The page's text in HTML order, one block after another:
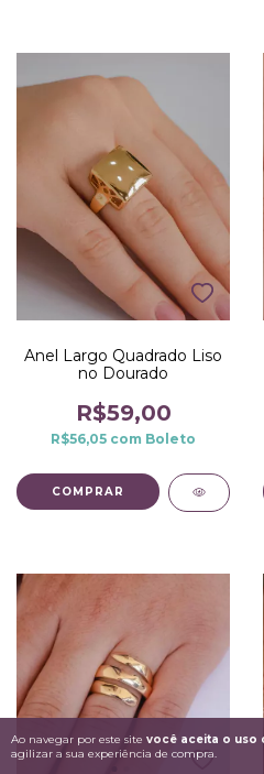
Ao navegar por este site você aceita o uso
agilizar a sua experiência de compra.
Anel Largo Quadrado Liso
no Dourado
R$59,00
R$56,05 com Boleto
COMPRAR